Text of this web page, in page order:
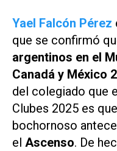
Yael Falcón Pérez
que se confirmó
argentinos en el
Canadá y México
del colegiado que
Clubes 2025 es
bochornoso
el Ascenso. De